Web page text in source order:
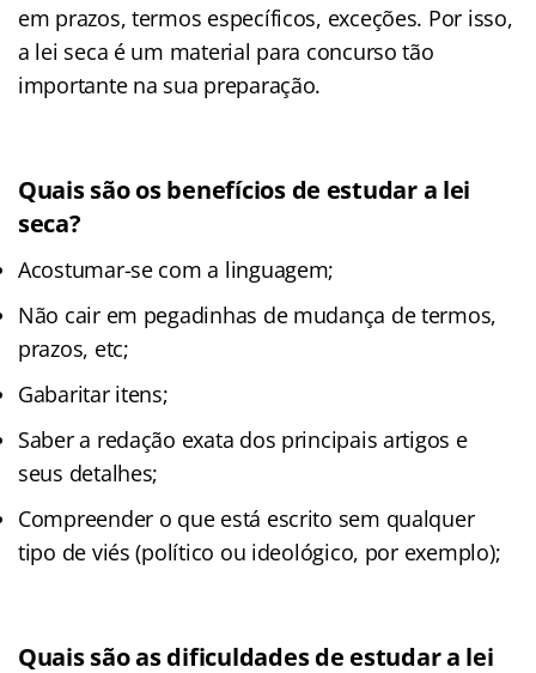
em prazos, termos específicos, exceções. Por isso,
a lei seca é um material para concurso tão
importante na sua preparação.
Quais são os benefícios de estudar a lei
seca?
Acostumar-se com a linguagem;
Não cair em pegadinhas de mudança de termos,
prazos, etc;
Gabaritar itens;
Saber a redação exata dos principais artigos e
seus detalhes;
Compreender o que está escrito sem qualquer
tipo de viés (político ou ideológico, por exemplo);
Quais são as dificuldades de estudar a lei